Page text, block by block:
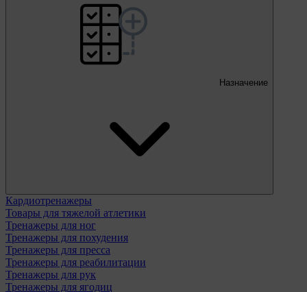
Назначение
Кардиотренажеры
Товары для тяжелой атлетики
Тренажеры для ног
Тренажеры для похудения
Тренажеры для пресса
Тренажеры для реабилитации
Тренажеры для рук
Тренажеры для ягодиц